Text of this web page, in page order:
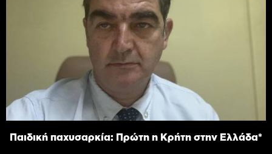
Παιδική παχυσαρκία: Πρώτη η Κρήτη στην Ελλάδα*